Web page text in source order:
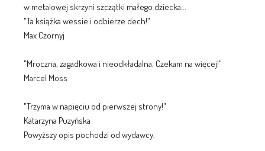
w metalowej skrzyni szczątki małego dziecka...
"Ta książka wessie i odbierze dech!"
Max Czornyj
"Mroczna, zagadkowa i nieodkładalna. Czekam na więcej!"
Marcel Moss
"Trzyma w napięciu od pierwszej strony!"
Katarzyna Puzyńska
Powyższy opis pochodzi od wydawcy.